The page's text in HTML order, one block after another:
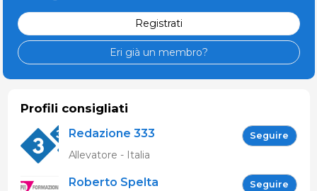
Registrati
Eri già un membro?
Profili consigliati
Redazione 333 Seguire
Allevatore - Italia
Roberto Spelta Seguire